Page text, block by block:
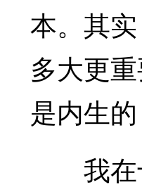
本。其
多大更
是内生
我在